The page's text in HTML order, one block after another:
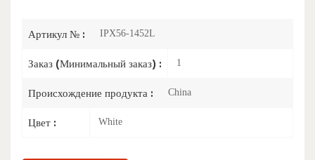
Артикул № : IPX56-1452L
Заказ (Минимальный заказ) : 1
Происхождение продукта : China
Цвет : White